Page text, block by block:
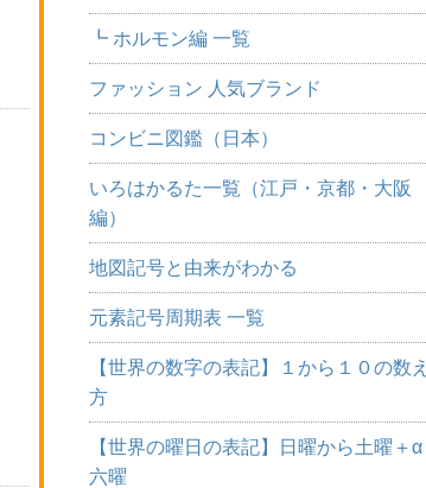
┗ ホルモン編 一覧
ファッション 人気ブランド
コンビニ図鑑（日本）
いろはかるた一覧（江戸・京都・大阪
編）
地図記号と由来がわかる
元素記号周期表 一覧
【世界の数字の表記】１から１０の数え
方
【世界の曜日の表記】日曜から土曜＋α
六曜